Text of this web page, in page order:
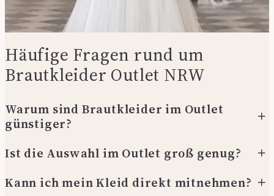
Häufige Fragen rund um
Brautkleider Outlet NRW
Warum sind Brautkleider im Outlet
günstiger?
Es handelt sich häufig um Einzelstücke oder Modelle aus
Ist die Auswahl im Outlet groß genug?
Die Auswahl ist bewusst kuratiert und bietet viele unterschiedliche
Kann ich mein Kleid direkt mitnehmen?